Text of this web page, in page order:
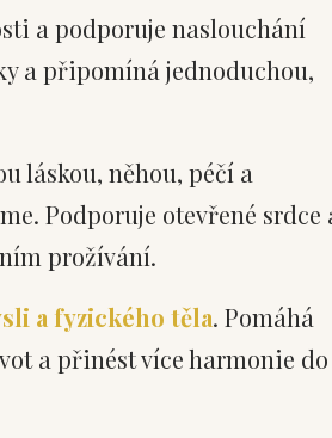
a podporuje naslouchání
a připomíná jednoduchou,
láskou, něhou, péčí a
Podporuje otevřené srdce
prožívání.
a fyzického těla. Pomáhá
a přinést více harmonie do